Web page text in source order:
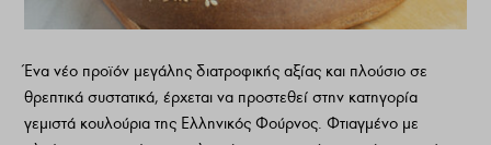
Ένα νέο προϊόν μεγάλης διατροφικής αξίας και πλούσιο σε
θρεπτικά συστατικά, έρχεται να προστεθεί στην κατηγορία
γεμιστά κουλούρια της Ελληνικός Φούρνος. Φτιαγμένο με